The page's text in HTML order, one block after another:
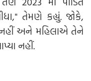
તેમણે કહ્યું. જોકે,
અને મહિલાએ તેને
નહીં.